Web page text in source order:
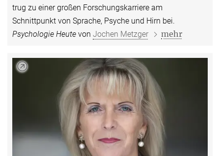
trug zu einer großen Forschungskarriere am
Schnittpunkt von Sprache, Psyche und Hirn bei.
Psychologie Heute von Jochen Metzger mehr